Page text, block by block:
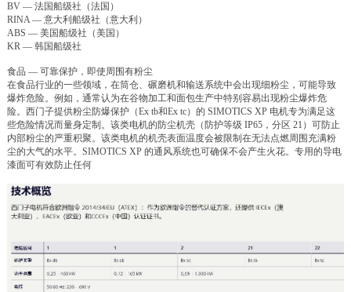
BV — 法国船级社（法国）
RINA — 意大利船级社（意大利）
ABS — 美国船级社（美国）
KR — 韩国船级社
食品 — 可靠保护，即使周围有粉尘
在食品行业的一些领域，在筒仓、碾磨机和输送系统中会出现细粉尘，可能导致
爆炸危险。例如，通常认为在谷物加工和面包生产中特别容易出现粉尘爆炸危
险。西门子提供粉尘防爆保护（Ex tb和Ex tc）的 SIMOTICS XP 电机专为满足这
些危险情况而量身定制。该类电机的防尘机壳（防护等级 IP65，分区 21）可防止
内部粉尘的严重积聚。该类电机的机壳表面温度会被限制在无法点燃周围充满粉
尘的大气的水平。SIMOTICS XP 的通风系统也可确保不会产生火花。专用的导电
漆面可有效防止任何